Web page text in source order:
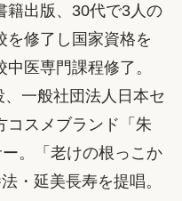
籍出版、30代で3人の
を修了し国家資格を
医専門課程修了。
一般社団法人日本セ
コスメブランド「朱
。「老けの根っこか
・延美長寿を提唱。